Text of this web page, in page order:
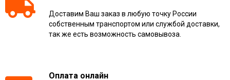
Доставим Ваш заказ в любую точку России
собственным транспортом или службой доставки,
так же есть возможность самовывоза.
Оплата онлайн